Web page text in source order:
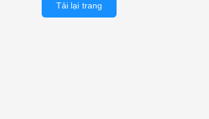
Tải lại trang